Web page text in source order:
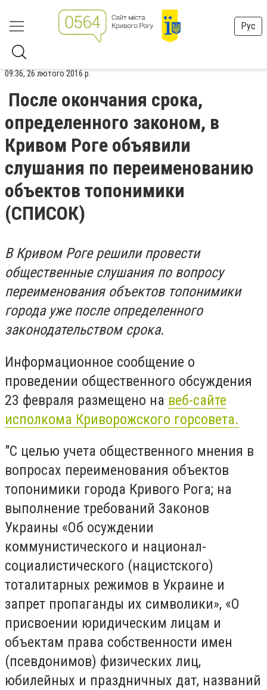
Рус
09:36, 26 лютого 2016 р.
После окончания срока,
определенного законом, в
Кривом Роге объявили
слушания по переименованию
объектов топонимики
(СПИСОК)
В Кривом Роге решили провести
общественные слушания по вопросу
переименования объектов топонимики
города уже после определенного
законодательством срока.
Информационное сообщение о
проведении общественного обсуждения
23 февраля размещено на веб-сайте
исполкома Криворожского горсовета.
"С целью учета общественного мнения в
вопросах переименования объектов
топонимики города Кривого Рога; на
выполнение требований Законов
Украины «Об осуждении
коммунистического и национал-
социалистического (нацистского)
тоталитарных режимов в Украине и
запрет пропаганды их символики», «О
присвоении юридическим лицам и
объектам права собственности имен
(псевдонимов) физических лиц,
юбилейных и праздничных дат, названий